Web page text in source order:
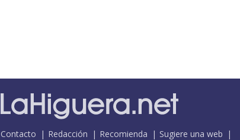
Contacto Redacción Recomienda
Sugiere una web